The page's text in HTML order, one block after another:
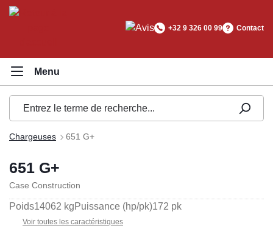
principal
+32 9 326 00 99 Contact
Chargeuses 651 G+
651 G+
Case Construction
Poids14062 kgPuissance (hp/pk)172 pk
Voir toutes les caractéristiques